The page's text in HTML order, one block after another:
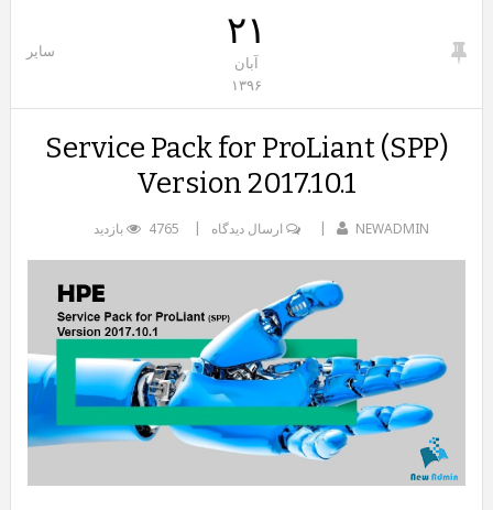
۲۱
آبان
۱۳۹۶
سایر
Service Pack for ProLiant (SPP)
Version 2017.10.1
NEWADMIN ارسال دیدگاه 4765 بازدید